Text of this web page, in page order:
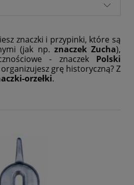
znaczki i przypinki, które są
(jak np. znaczek Zucha),
- znaczek
Polski
grę historyczną? Z
orzełki.